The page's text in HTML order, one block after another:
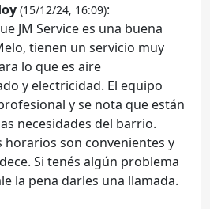
(15/12/24, 16:09):
JM Service es una buena
tienen un servicio muy
lo que es aire
y electricidad. El equipo
y se nota que están
necesidades del barrio.
horarios son convenientes y
Si tenés algún problema
la pena darles una llamada.